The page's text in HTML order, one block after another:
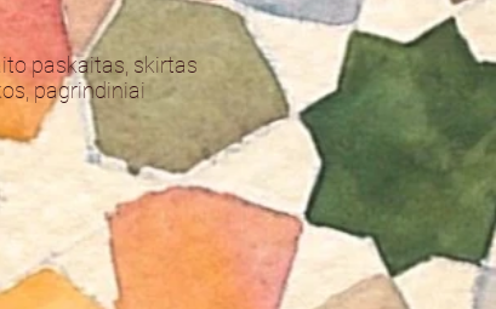
paskaitas, skirtas
pagrindiniai